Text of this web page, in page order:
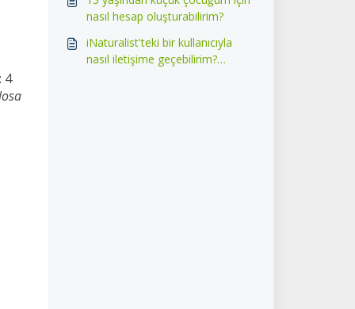
4
nasıl hesap oluşturabilirim?
iNaturalist'teki bir kullanıcıyla
nasıl iletişime geçebilirim?